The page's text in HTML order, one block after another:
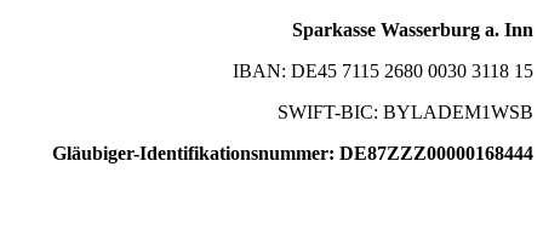
Sparkasse Wasserburg a. Inn
IBAN: DE45 7115 2680 0030 3118 15
SWIFT-BIC: BYLADEM1WSB
Gläubiger-Identifikationsnummer: DE87ZZZ00000168444